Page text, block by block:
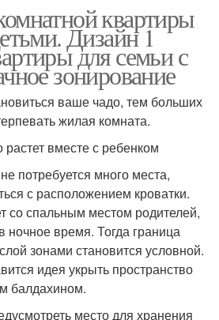
квартиры
Дизайн 1
для семьи с
зонирование
ваше чадо, тем больших
жилая комната.
растет вместе с ребенком
потребуется много места,
с расположением кроватки.
со спальным местом родителей,
ночное время. Тогда граница
зонами становится условной.
идея укрыть пространство
балдахином.
место для хранения